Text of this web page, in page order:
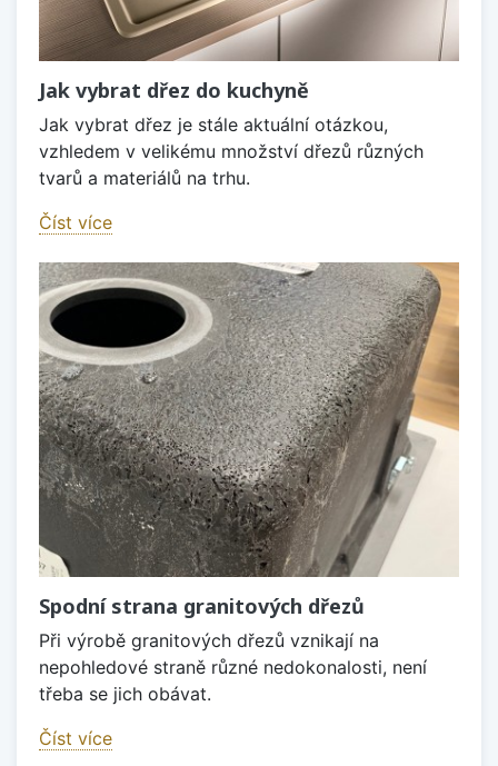
Jak vybrat dřez do kuchyně
Jak vybrat dřez je stále aktuální otázkou,
vzhledem v velikému množství dřezů různých
tvarů a materiálů na trhu.
Číst více
Spodní strana granitových dřezů
Při výrobě granitových dřezů vznikají na
nepohledové straně různé nedokonalosti, není
třeba se jich obávat.
Číst více